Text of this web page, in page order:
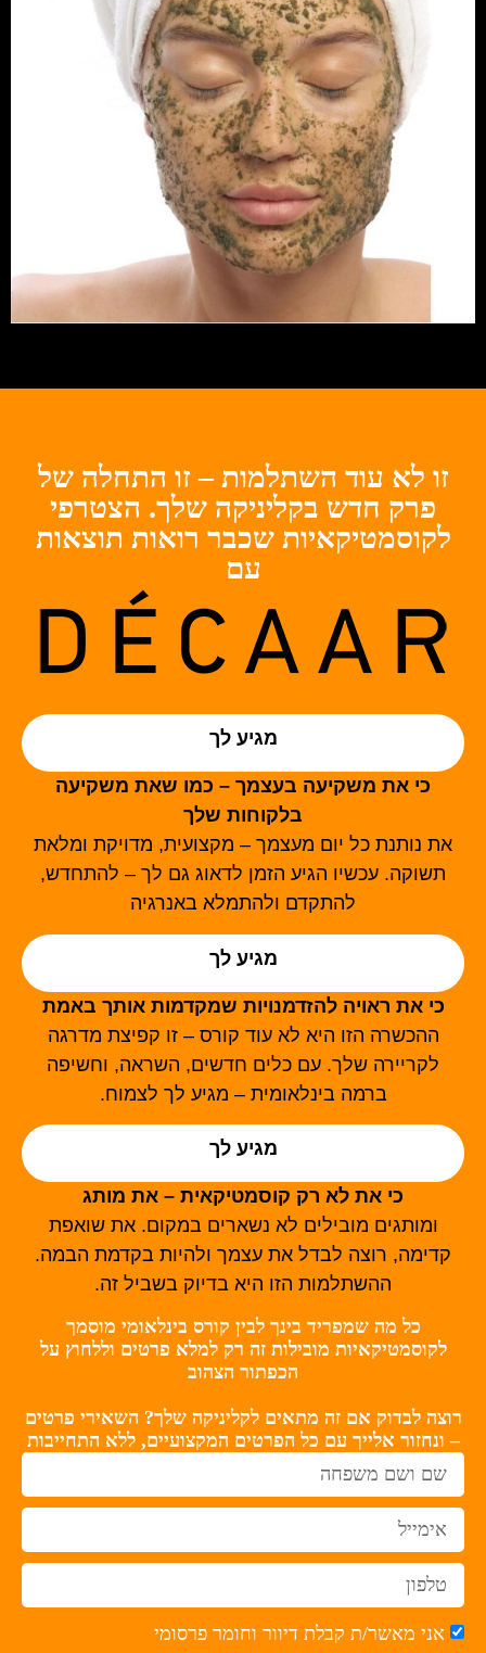
זו לא עוד השתלמות – זו התחלה של
פרק חדש בקליניקה שלך. הצטרפי
לקוסמטיקאיות שכבר רואות תוצאות
עם
מגיע לך
כי את משקיעה בעצמך – כמו שאת משקיעה
בלקוחות שלך
את נותנת כל יום מעצמך – מקצועית, מדויקת ומלאת
תשוקה. עכשיו הגיע הזמן לדאוג גם לך – להתחדש,
להתקדם ולהתמלא באנרגיה
מגיע לך
כי את ראויה להזדמנויות שמקדמות אותך באמת
ההכשרה הזו היא לא עוד קורס – זו קפיצת מדרגה
לקריירה שלך. עם כלים חדשים, השראה, וחשיפה
ברמה בינלאומית – מגיע לך לצמוח.
מגיע לך
כי את לא רק קוסמטיקאית – את מותג
ומותגים מובילים לא נשארים במקום. את שואפת
קדימה, רוצה לבדל את עצמך ולהיות בקדמת הבמה.
ההשתלמות הזו היא בדיוק בשביל זה.
כל מה שמפריד בינך לבין קורס בינלאומי מוסמך
לקוסמטיקאיות מובילות זה רק למלא פרטים וללחוץ על
הכפתור הצהוב
רוצה לבדוק אם זה מתאים לקליניקה שלך? השאירי פרטים
– ונחזור אלייך עם כל הפרטים המקצועיים, ללא התחייבות
אני מאשר/ת קבלת דיוור וחומר פרסומי